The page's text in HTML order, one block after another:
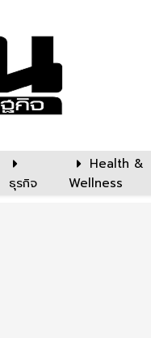
ธุรกิจ
Health &
Wellness